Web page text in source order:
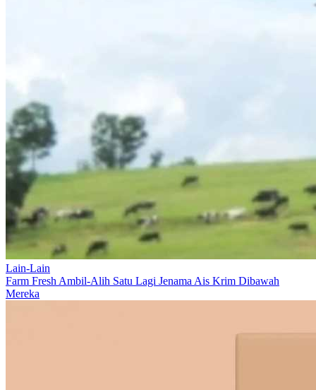
Lain-Lain
Farm Fresh Ambil-Alih Satu Lagi Jenama Ais Krim Dibawah
Mereka